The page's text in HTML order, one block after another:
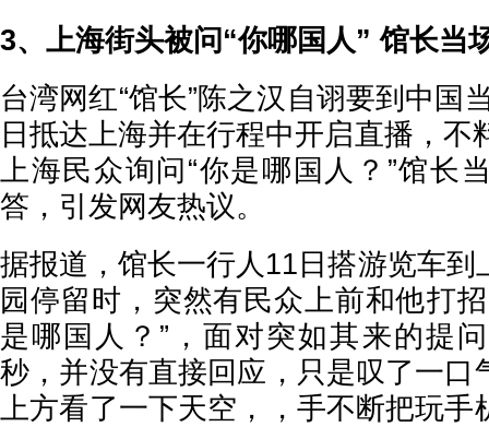
3、上海街头被问“你哪国人” 馆长当
台湾网红“馆长”陈之汉自诩要到中国
日抵达上海并在行程中开启直播，不
上海民众询问“你是哪国人？”馆长
答，引发网友热议。
据报道，馆长一行人11日搭游览车到
园停留时，突然有民众上前和他打
是哪国人？”，面对突如其来的提
秒，并没有直接回应，只是叹了一口
上方看了一下天空，，手不断把玩手